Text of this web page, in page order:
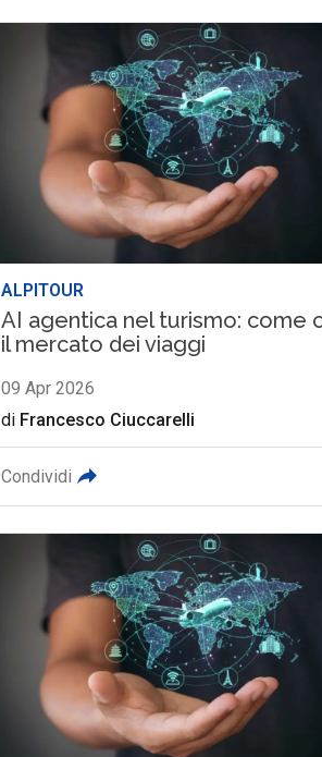
ALPITOUR
AI agentica nel turismo: come
il mercato dei viaggi
09 Apr 2026
di Francesco Ciuccarelli
Condividi